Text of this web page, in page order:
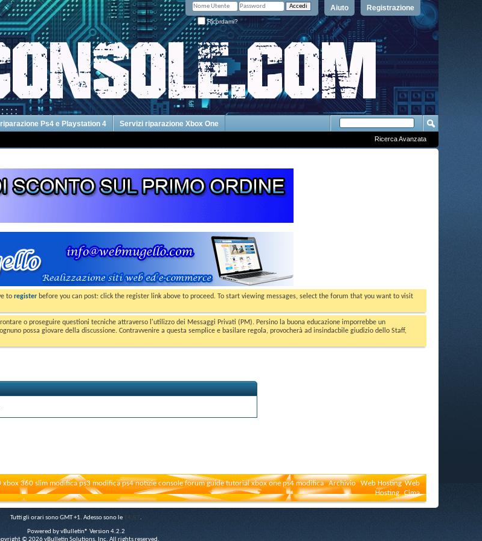
Registrazione
Aiuto
Ricordami?
Ps4 e Playstation 4 Servizi riparazione Xbox One
Ricerca Avanzata
to register before you can post: click the register link above to proceed. To start viewing messages, select the forum that you want to visit
o proseguire questioni tecniche attraverso l'utilizzo dei Messaggi Privati (PM). Persino la buona educazione imporrebbe un
possa giovare della discussione. Contravvenire a questa semplice e basilare regola, provocherà ad insindacbile giudizio dello Staff,
360 slim modifica ps3 modifica ps4 notizie console forum guide tutorial xbox one ps4 modifica Archivio Web Hosting Web
Hosting
Cima
Tutti gli orari sono GMT +1. Adesso sono le 14:57.
Powered by vBulletin® Version 4.2.2
© 2026 vBulletin Solutions, Inc. All rights reserved.